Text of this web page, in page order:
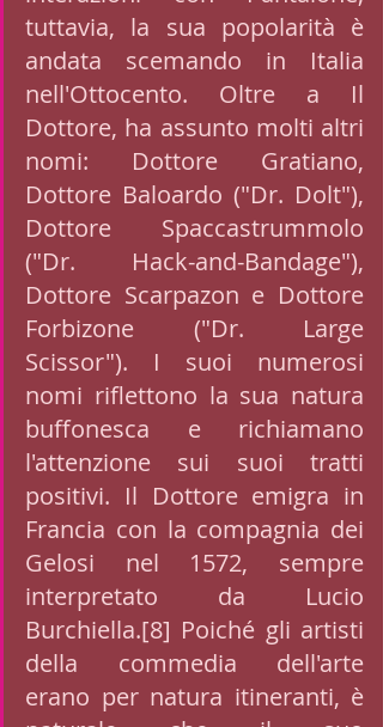
tuttavia, la sua popolarità è
andata scemando in Italia
nell'Ottocento. Oltre a Il
Dottore, ha assunto molti altri
nomi: Dottore Gratiano,
Dottore Baloardo ("Dr. Dolt"),
Dottore Spaccastrummolo
("Dr. Hack-and-Bandage"),
Dottore Scarpazon e Dottore
Forbizone ("Dr. Large
Scissor"). I suoi numerosi
nomi riflettono la sua natura
buffonesca e richiamano
l'attenzione sui suoi tratti
positivi. Il Dottore emigra in
Francia con la compagnia dei
Gelosi nel 1572, sempre
interpretato da Lucio
Burchiella.[8] Poiché gli artisti
della commedia dell'arte
erano per natura itineranti, è